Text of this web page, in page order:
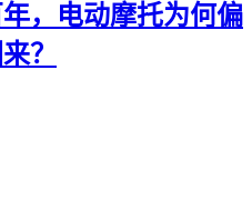
，电动摩托为何偏
？